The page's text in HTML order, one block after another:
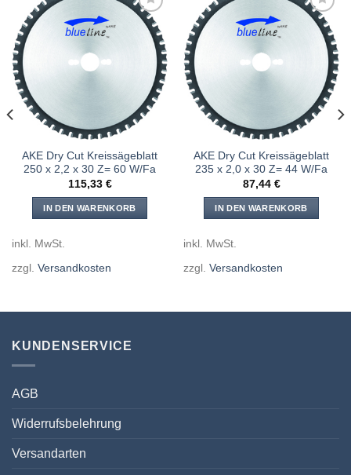
hinzufügen
AKE Dry Cut Kreissägeblatt
250 x 2,2 x 30 Z= 60 W/Fa
115,33 €
IN DEN WARENKORB
inkl. MwSt.
zzgl. Versandkosten
hinzufügen
AKE Dry Cut Kreissägeblatt
235 x 2,0 x 30 Z= 44 W/Fa
87,44 €
IN DEN WARENKORB
inkl. MwSt.
zzgl. Versandkosten
KUNDENSERVICE
AGB
Widerrufsbelehrung
Versandarten